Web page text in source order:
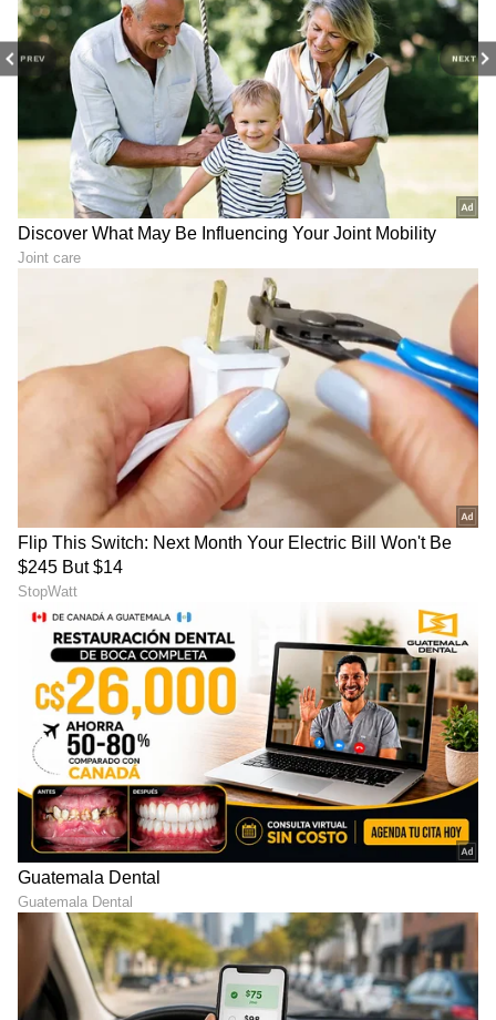
PREV NEXT